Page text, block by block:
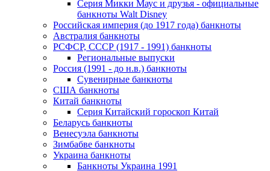
Серия Микки Маус и друзья - официальные
банкноты Walt Disney
Российская империя (до 1917 года) банкноты
Австралия банкноты
РСФСР, СССР (1917 - 1991) банкноты
Региональные выпуски
Россия (1991 - до н.в.) банкноты
Сувенирные банкноты
США банкноты
Китай банкноты
Серия Китайский гороскоп Китай
Беларусь банкноты
Венесуэла банкноты
Зимбабве банкноты
Украина банкноты
Банкноты Украина 1991